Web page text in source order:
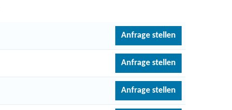
Anfrage stellen
Anfrage stellen
Anfrage stellen